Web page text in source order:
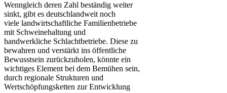
Wenngleich deren Zahl beständig weiter
sinkt, gibt es deutschlandweit noch
viele landwirtschaftliche Familienbetriebe
mit Schweinehaltung und
handwerkliche Schlachtbetriebe. Diese zu
bewahren und verstärkt ins öffentliche
Bewusstsein zurückzuholen, könnte ein
wichtiges Element bei dem Bemühen sein,
durch regionale Strukturen und
Wertschöpfungsketten zur Entwicklung